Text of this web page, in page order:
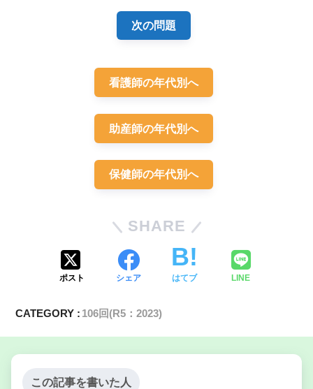
次の問題
看護師の年代別へ
助産師の年代別へ
保健師の年代別へ
SHARE
ポスト シェア はてブ LINE
CATEGORY : 106回(R5：2023)
この記事を書いた人